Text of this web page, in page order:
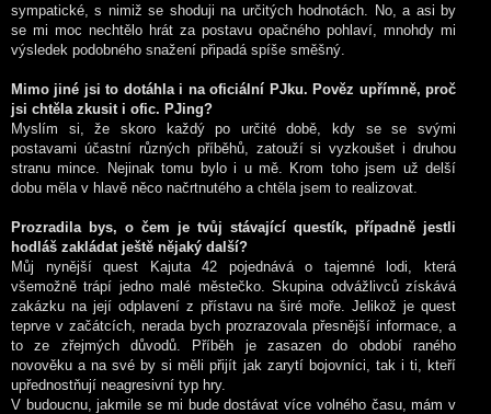
sympatické, s nimiž se shoduji na určitých hodnotách. No, a asi by
se mi moc nechtělo hrát za postavu opačného pohlaví, mnohdy mi
výsledek podobného snažení připadá spíše směšný.
Mimo jiné jsi to dotáhla i na oficiální PJku. Pověz upřímně, proč
jsi chtěla zkusit i ofic. PJing?
Myslím si, že skoro každý po určité době, kdy se se svými
postavami účastní různých příběhů, zatouží si vyzkoušet i druhou
stranu mince. Nejinak tomu bylo i u mě. Krom toho jsem už delší
dobu měla v hlavě něco načrtnutého a chtěla jsem to realizovat.
Prozradila bys, o čem je tvůj stávající questík, případně jestli
hodláš zakládat ještě nějaký další?
Můj nynější quest Kajuta 42 pojednává o tajemné lodi, která
všemožně trápí jedno malé městečko. Skupina odvážlivců získává
zakázku na její odplavení z přístavu na širé moře. Jelikož je quest
teprve v začátcích, nerada bych prozrazovala přesnější informace, a
to ze zřejmých důvodů. Příběh je zasazen do období raného
novověku a na své by si měli přijít jak zarytí bojovníci, tak i ti, kteří
upřednostňují neagresivní typ hry.
V budoucnu, jakmile se mi bude dostávat více volného času, mám v